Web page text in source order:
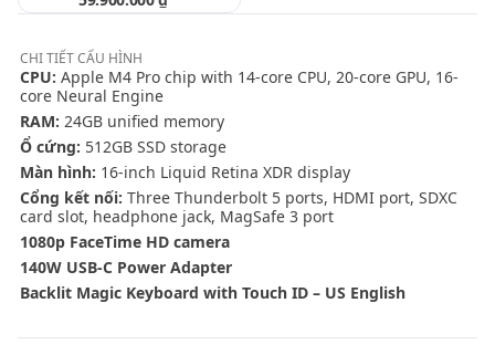
CHI TIẾTCẤU HÌNH
CPU: Apple M4 Pro chip with 14-core CPU, 20-core GPU, 16-
core Neural Engine
RAM: 24GB unified memory
Ổ cứng: 512GB SSD storage
Màn hình: 16-inch Liquid Retina XDR display
Cổng kết nối: Three Thunderbolt 5 ports, HDMI port, SDXC
card slot, headphone jack, MagSafe 3 port
1080p FaceTime HD camera
140W USB-C Power Adapter
Backlit Magic Keyboard with Touch ID – US English